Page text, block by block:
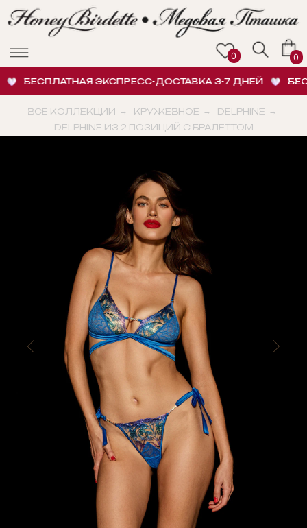
БЕСПЛАТНАЯ ЭКСПРЕСС-ДОСТАВКА 3-7 ДНЕЙ
ВСЕ КОЛЛЕКЦИИ → КРУЖЕВНОЕ → DELPHINE →
DELPHINE ИЗ 2 ПОЗИЦИЙ С БРАЛЕТТОМ